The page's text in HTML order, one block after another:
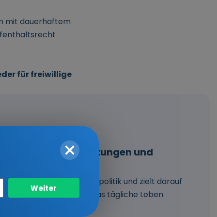
mit dauerhaftem
für freiwillige
– Ihre Voraussetzungen und
deutschen Integrationspolitik und zielt darauf
Gesellschaft und das tägliche Leben
Weiter